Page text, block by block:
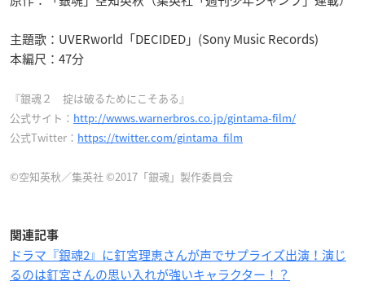
主題歌：UVERworld「DECIDED」(Sony Music Records)
本編尺：47分
『銀魂２ 掟は破るためにこそある』
公式サイト： http://wwws.warnerbros.co.jp/gintama-film/
公式Twitter： https://twitter.com/gintama_film
©空知英秋／集英社 ©2017「銀魂」製作委員会
関連記事
ドラマ『銀魂2』に釘宮理恵さんが声でサプライズ出演！演じ
るのは釘宮さんの思い入れが強いキャラクター！？